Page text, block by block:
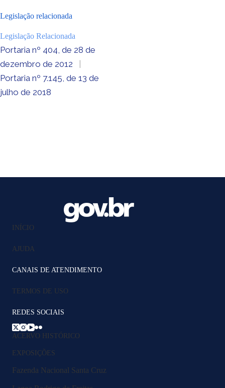
Legislação relacionada
Legislação Relacionada
Portaria nº 404, de 28 de
dezembro de 2012
Portaria nº 7.145, de 13 de
julho de 2018
INÍCIO
AJUDA
CANAIS DE ATENDIMENTO
TERMOS DE USO
REDES SOCIAIS
ACERVO HISTÓRICO
EXPOSIÇÕES
Fazenda Nacional Santa Cruz